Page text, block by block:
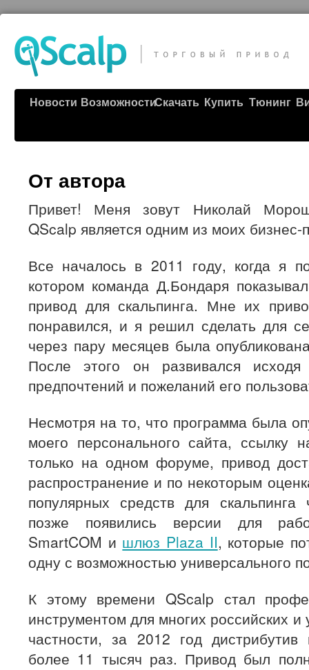
Новости ВозможностиСкачать Купить Тюнинг
От автора
Привет! Меня зовут Николай
QScalp является одним из моих бизнес-
Все началось в 2011 году, когда я
котором команда Д.Бондаря
привод для скальпинга. Мне их
понравился, и я решил сделать для
через пару месяцев была
После этого он развивался
предпочтений и пожеланий его
Несмотря на то, что программа была
моего персонального сайта, ссылку
только на одном форуме, привод
распространение и по некоторым
популярных средств для скальпинга
позже появились версии для
SmartCOM и шлюз Plaza II, которые
одну с возможностью универсального
К этому времени QScalp стал
инструментом для многих российских и
частности, за 2012 год
более 11 тысяч раз. Привод был